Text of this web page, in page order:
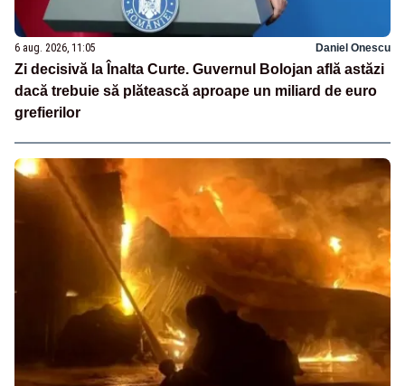
6 aug. 2026, 11:05 Daniel Onescu
Zi decisivă la Înalta Curte. Guvernul Bolojan află astăzi
dacă trebuie să plătească aproape un miliard de euro
grefierilor